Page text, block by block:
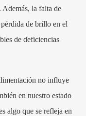
la falta de
pérdida de brillo en el
de deficiencias
no influye
en nuestro estado
algo que se refleja en